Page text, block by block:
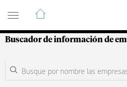
Guía de Empresas
Buscador de información de